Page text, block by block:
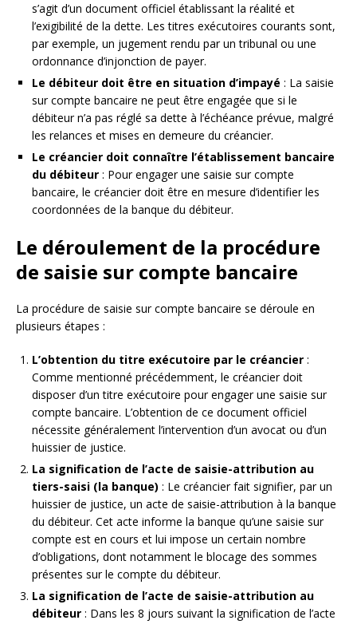
s’agit d’un document officiel établissant la réalité et
l’exigibilité de la dette. Les titres exécutoires courants sont,
par exemple, un jugement rendu par un tribunal ou une
ordonnance d’injonction de payer.
Le débiteur doit être en situation d’impayé : La saisie
sur compte bancaire ne peut être engagée que si le
débiteur n’a pas réglé sa dette à l’échéance prévue, malgré
les relances et mises en demeure du créancier.
Le créancier doit connaître l’établissement bancaire
du débiteur : Pour engager une saisie sur compte
bancaire, le créancier doit être en mesure d’identifier les
coordonnées de la banque du débiteur.
Le déroulement de la procédure
de saisie sur compte bancaire
La procédure de saisie sur compte bancaire se déroule en
plusieurs étapes :
L’obtention du titre exécutoire par le créancier :
Comme mentionné précédemment, le créancier doit
disposer d’un titre exécutoire pour engager une saisie sur
compte bancaire. L’obtention de ce document officiel
nécessite généralement l’intervention d’un avocat ou d’un
huissier de justice.
La signification de l’acte de saisie-attribution au
tiers-saisi (la banque) : Le créancier fait signifier, par un
huissier de justice, un acte de saisie-attribution à la banque
du débiteur. Cet acte informe la banque qu’une saisie sur
compte est en cours et lui impose un certain nombre
d’obligations, dont notamment le blocage des sommes
présentes sur le compte du débiteur.
La signification de l’acte de saisie-attribution au
débiteur : Dans les 8 jours suivant la signification de l’acte